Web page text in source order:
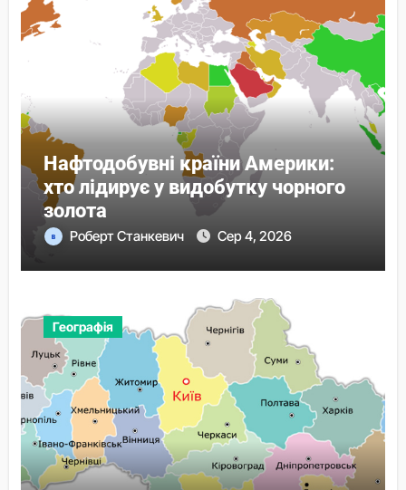
Нафтодобувні країни Америки:
хто лідирує у видобутку чорного
золота
Роберт Станкевич Сер 4, 2026
Географія